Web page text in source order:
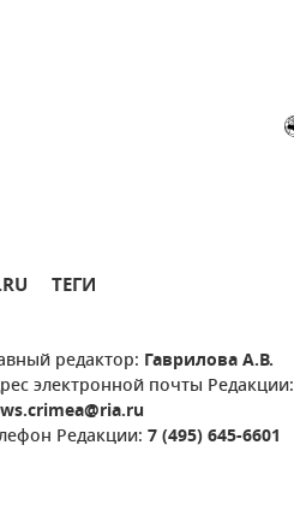
ТЕГИ
редактор: Гаврилова А.В.
электронной почты Редакции:
Редакции: 7 (495) 645-6601